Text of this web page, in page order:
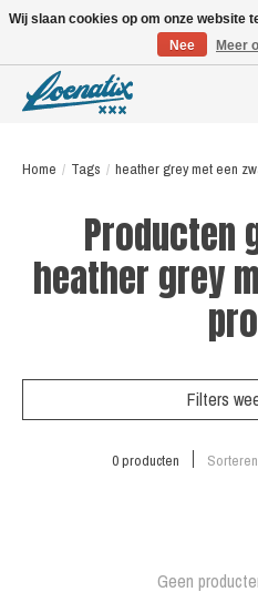
Home / Tags / heather grey met een
Producten
heather grey
Filters
0 producten
Geen
Wij slaan cookies op om onze website
Nee
Meer